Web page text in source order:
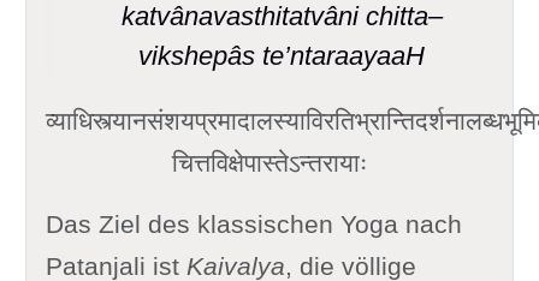
katvânavasthitatvâni chitta–
vikshepâs te’ntaraayaaH
चित्तविक्षेपास्तेऽन्तरायाः
Das Ziel des klassischen Yoga nach
Patanjali ist Kaivalya, die völlige